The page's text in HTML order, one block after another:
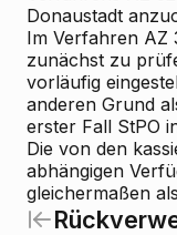
Donaustadt
Im Verfahren AZ
zunächst zu
vorläufig
anderen Grund
erster Fall StPO
Die von den
abhängigen
gleichermaßen